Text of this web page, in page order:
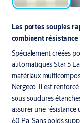
Les portes souples
combinent
Spécialement créées
automatiques Star 5
matériaux
Nergeco. Il est
sous soudures
assurer une
60 Pa. Sans poids